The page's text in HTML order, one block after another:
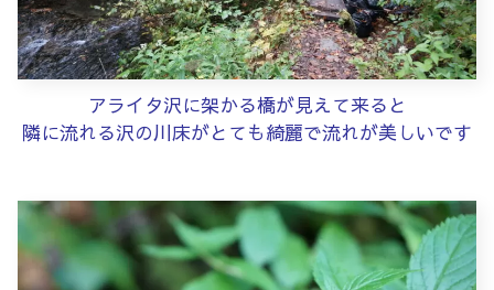
アライタ沢に架かる橋が見えて来ると
隣に流れる沢の川床がとても綺麗で流れが美しいです